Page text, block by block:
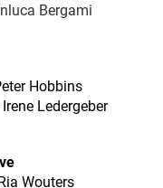
Bergami
Hobbins
Ledergeber
Wouters